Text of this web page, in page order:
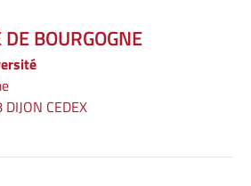
BOURGOGNE
CEDEX